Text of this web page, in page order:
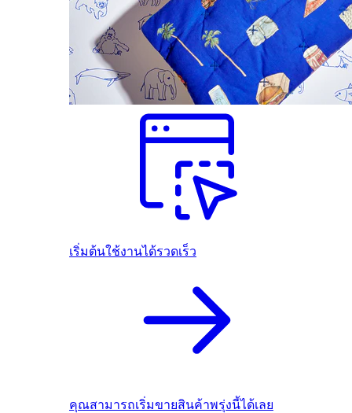
เริ่มต้นใช้งานได้รวดเร็ว
คุณสามารถเริ่มขายสินค้าพรุ่งนี้ได้เลย